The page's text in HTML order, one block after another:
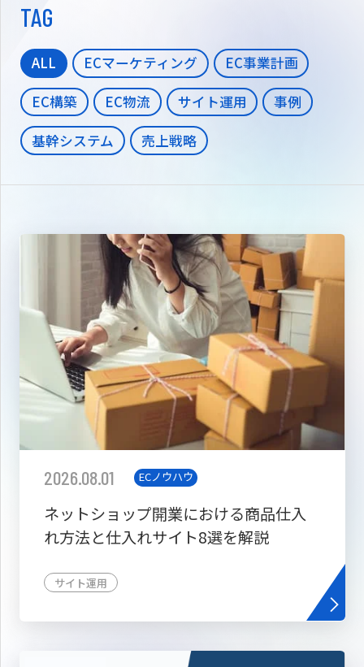
TAG
ALL ECマーケティング
EC事業計画
EC構築
EC物流 サイト運用
事例
基幹システム
売上戦略
2026.08.01 ECノウハウ
ネットショップ開業における商品仕入
れ方法と仕入れサイト8選を解説
サイト運用